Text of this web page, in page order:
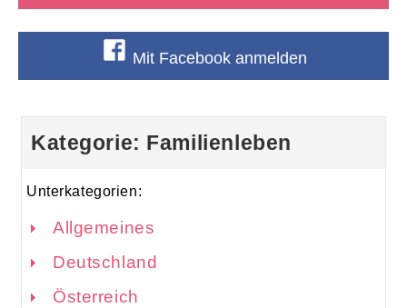
Mit Facebook anmelden
Kategorie: Familienleben
Unterkategorien:
Allgemeines
Deutschland
Österreich